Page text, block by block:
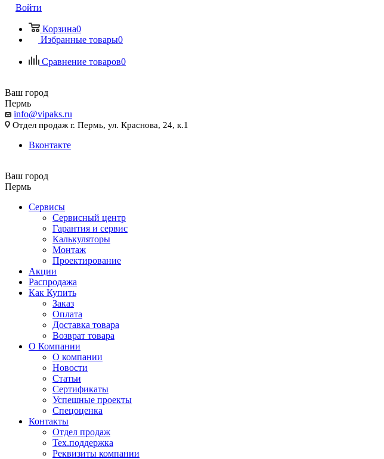
Войти
Корзина0
Избранные товары0
Сравнение товаров0
Ваш город
Пермь
info@vipaks.ru
Отдел продаж г. Пермь, ул. Краснова, 24, к.1
Вконтакте
Ваш город
Пермь
Сервисы
Сервисный центр
Гарантия и сервис
Калькуляторы
Монтаж
Проектирование
Акции
Распродажа
Как Купить
Заказ
Оплата
Доставка товара
Возврат товара
О Компании
О компании
Новости
Статьи
Сертификаты
Успешные проекты
Спецоценка
Контакты
Отдел продаж
Тех.поддержка
Реквизиты компании